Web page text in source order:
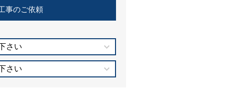
事のご依頼
さい
さい